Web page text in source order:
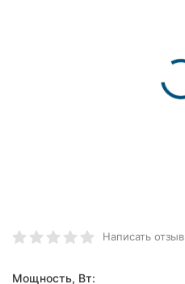
Написать отзыв
Мощность, Вт: